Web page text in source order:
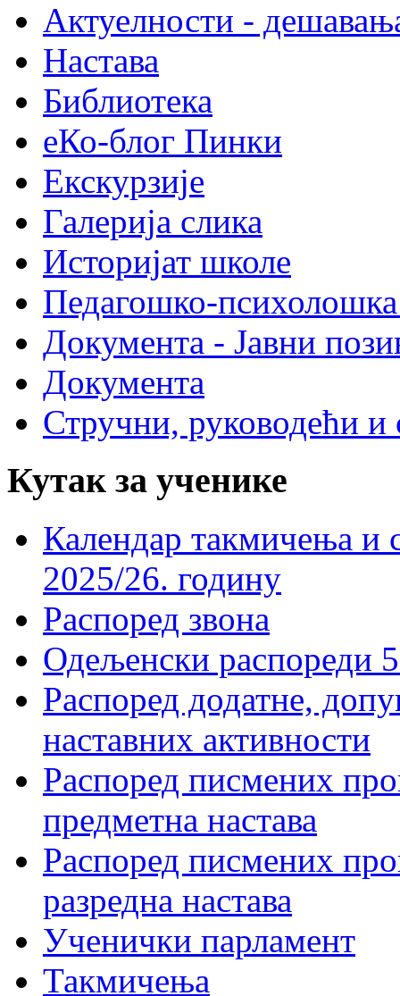
Актуелности -
Настава
Библиотека
еКо-блог Пинки
Екскурзије
Галерија слика
Историјат школе
Педагошко-психолошка
Документа - Јавни
Документа
Стручни, руководећи и
Кутак за ученике
Календар такмичења
2025/26. годину
Распоред звона
Одељенски распореди
Распоред додатне,
наставних активности
Распоред писмених
предметна настава
Распоред писмених
разредна настава
Ученички парламент
Такмичења